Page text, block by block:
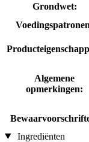
Grondwet:
Algemene
opmerkingen:
Ingrediënten